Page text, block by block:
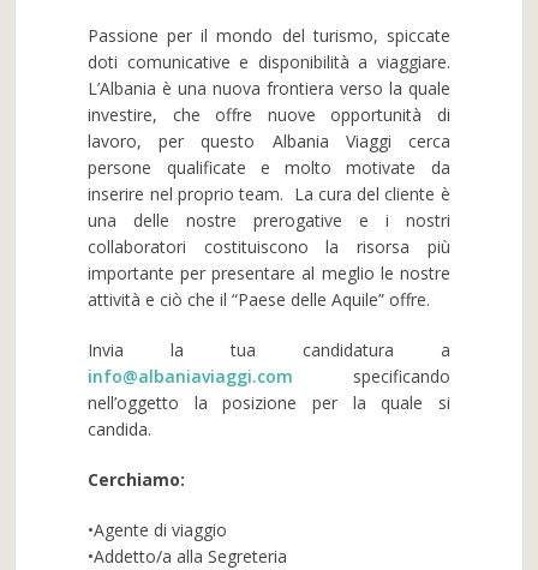
Passione per il mondo del turismo, spiccate
doti comunicative e disponibilità a viaggiare.
L’Albania è una nuova frontiera verso la quale
investire, che offre nuove opportunità di
lavoro, per questo Albania Viaggi cerca
persone qualificate e molto motivate da
inserire nel proprio team. La cura del cliente è
una delle nostre prerogative e i nostri
collaboratori costituiscono la risorsa più
importante per presentare al meglio le nostre
attività e ciò che il “Paese delle Aquile” offre.
Invia la tua candidatura a
info@albaniaviaggi.com specificando
nell’oggetto la posizione per la quale si
candida.
Cerchiamo:
•Agente di viaggio
•Addetto/a alla Segreteria